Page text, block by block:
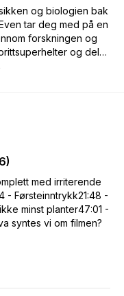
og biologien bak
tar deg med på en
forskningen og
og deler
Hver episode vil
er Even
Vidar er
har gjestet flere andre
NRKs "Abels tårn,"
med irriterende
- Førsteinntrykk21:48 -
minst planter47:01 -
syntes vi om filmen?